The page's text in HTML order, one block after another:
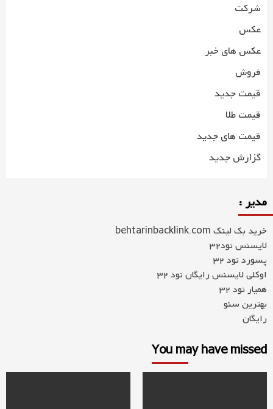
شرکت
عکس
عکس های خبر
فروش
قیمت جدید
قیمت طلا
قیمت های جدید
گزارش جدید
مدیر :
خرید بک لینک behtarinbacklink.com
لایسنس نود32
پسورد نود 32
اوکلی لایسنس رایگان نود 32
همیار نود 32
بهترین سئو
رایگان
You may have missed